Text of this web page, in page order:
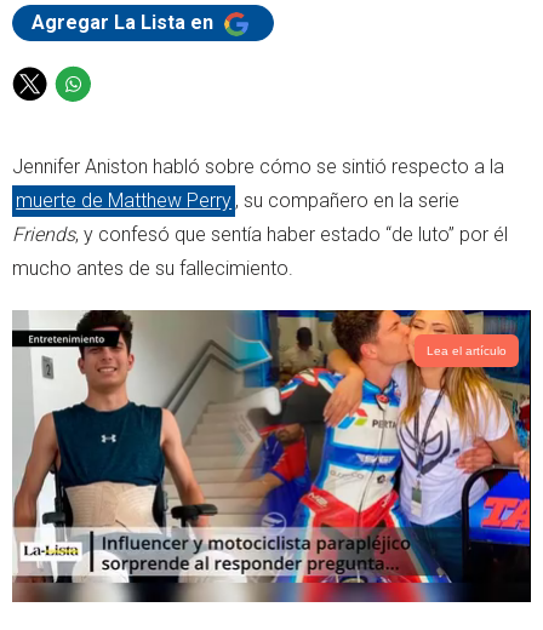
Agregar La Lista en
T
t
t
e
r
W
t
s
a
p
p
Jennifer Aniston habló sobre cómo se sintió respecto a la
muerte de Matthew Perry , su compañero en la serie
Friends, y confesó que sentía haber estado “de luto” por él
mucho antes de su fallecimiento.
Lea el artículo